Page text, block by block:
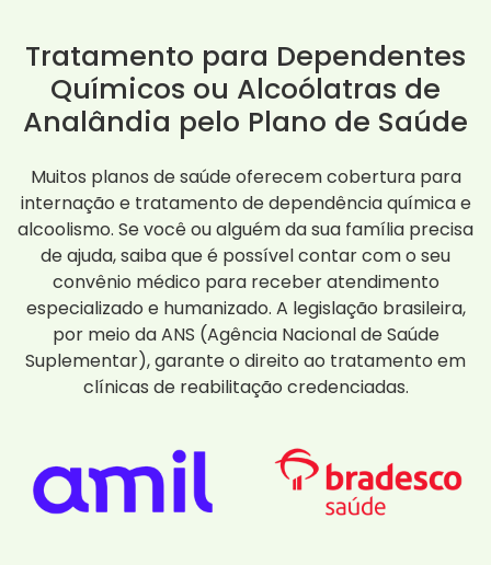
Tratamento para Dependentes
Químicos ou Alcoólatras de
Analândia pelo Plano de Saúde
Muitos planos de saúde oferecem cobertura para
internação e tratamento de dependência química e
alcoolismo. Se você ou alguém da sua família precisa
de ajuda, saiba que é possível contar com o seu
convênio médico para receber atendimento
especializado e humanizado. A legislação brasileira,
por meio da ANS (Agência Nacional de Saúde
Suplementar), garante o direito ao tratamento em
clínicas de reabilitação credenciadas.